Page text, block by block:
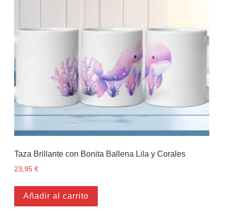
Taza Brillante con Bonita Ballena Lila y Corales
23,95 €
Añadir al carrito